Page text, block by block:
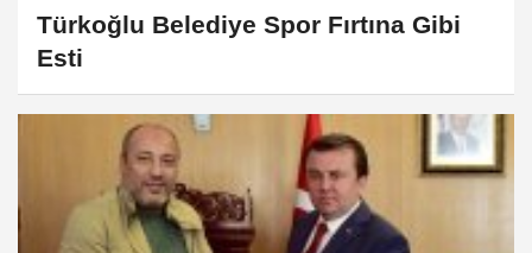
Türkoğlu Belediye Spor Fırtına Gibi
Esti